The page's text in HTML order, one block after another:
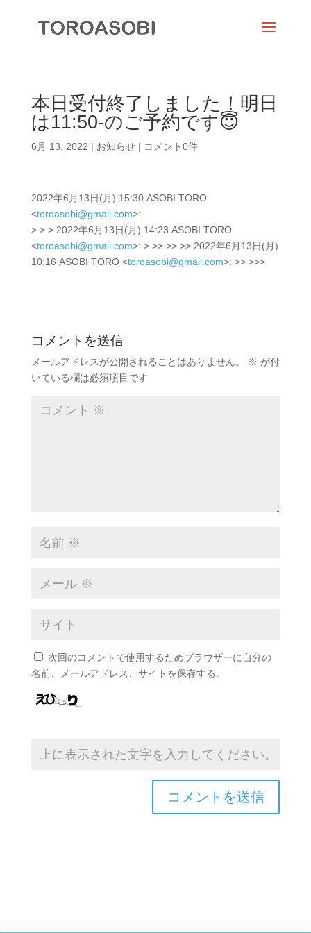
本日受付終了しました！明日
は11:50-のご予約です😇
6月 13, 2022 | お知らせ| コメント0件
2022年6月13日(月) 15:30 ASOBI TORO
<toroasobi@gmail.com>:
> > > 2022年6月13日(月) 14:23 ASOBI TORO
<toroasobi@gmail.com>: > >> >> >> 2022年6月13日(月)
10:16 ASOBI TORO <toroasobi@gmail.com>: >> >>>
コメントを送信
メールアドレスが公開されることはありません。 ※ が付
いている欄は必須項目です
次回のコメントで使用するためブラウザーに自分の
名前、メールアドレス、サイトを保存する。